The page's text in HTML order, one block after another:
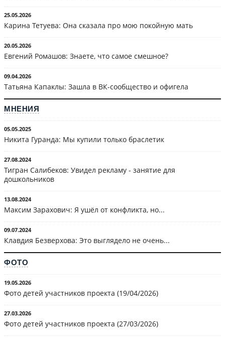
25.05.2026
Карина Тетуева: Она сказала про мою покойную мать
20.05.2026
Евгений Ромашов: Знаете, что самое смешное?
09.04.2026
Татьяна Капаклы: Зашла в ВК-сообщество и офигела
МНЕНИЯ
05.05.2025
Никита Гуранда: Мы купили только браслетик
27.08.2024
Тигран Салибеков: Увидел рекламу - занятие для
дошкольников
13.08.2024
Максим Зарахович: Я ушёл от конфликта, но...
09.07.2024
Клавдия Безверхова: Это выглядело не очень...
ФОТО
19.05.2026
Фото детей участников проекта (19/04/2026)
27.03.2026
Фото детей участников проекта (27/03/2026)